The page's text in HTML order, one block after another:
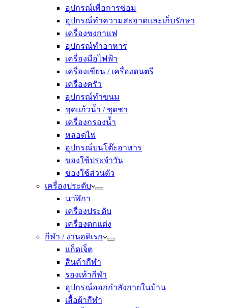
อุปกรณ์เพื่อการซ่อม
อุปกรณ์ทำความสะอาดและเก็บรักษา
เครื่องชงกาแฟ
อุปกรณ์ทำอาหาร
เครื่องมือไฟฟ้า
เครื่องเขียน / เครื่องดนตรี
เครื่องครัว
อุปกรณ์ทำขนม
ชุดแก้วน้ำ / ชุดชา
เครื่องกรองน้ำ
หลอดไฟ
อุปกรณ์บนโต๊ะอาหาร
ของใช้ประจำวัน
ของใช้ส่วนตัว
เครื่องประดับ
นาฬิกา
เครื่องประดับ
เครื่องตกแต่ง
กีฬา / งานอดิเรก
แก็ดเจ็ต
สินค้ากีฬา
รองเท้ากีฬา
อุปกรณ์ออกกำลังกายในบ้าน
เสื้อผ้ากีฬา